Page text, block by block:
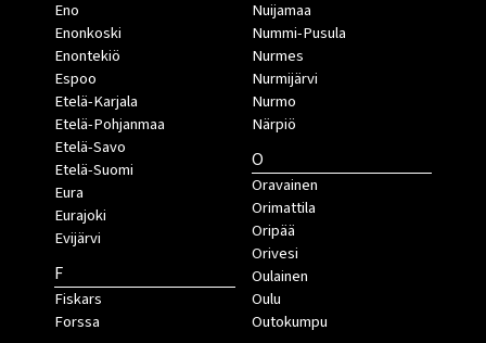
Eno
Enonkoski
Enontekiö
Espoo
Etelä-Karjala
Etelä-Pohjanmaa
Etelä-Savo
Etelä-Suomi
Eura
Eurajoki
Evijärvi
F
Fiskars
Forssa
Nuijamaa
Nummi-Pusula
Nurmes
Nurmijärvi
Nurmo
Närpiö
O
Oravainen
Orimattila
Oripää
Orivesi
Oulainen
Oulu
Outokumpu